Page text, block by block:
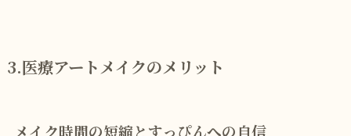
3.医療アートメイクのメリット
メイク時間の短縮とすっぴんへの自信